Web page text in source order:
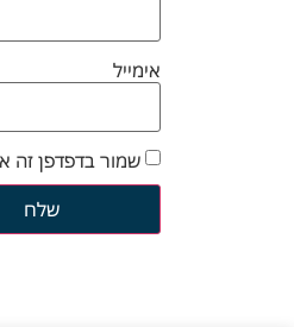
אימייל
שמור בדפדפן זה